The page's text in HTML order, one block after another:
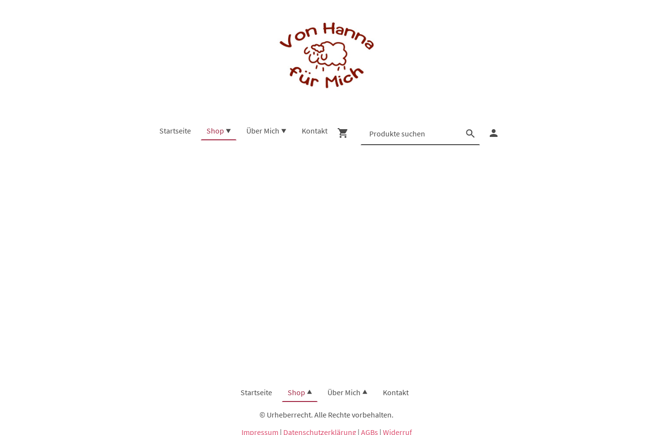
Startseite Shop Über Mich Kontakt
Startseite Shop Über Mich Kontakt
© Urheberrecht. Alle Rechte vorbehalten.
Impressum | Datenschutzerklärung| AGBs | Widerruf